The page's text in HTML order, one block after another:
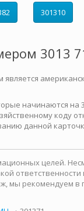
301310
3013
начинаются на
коду
данной
целей.
мы рекомендуем в